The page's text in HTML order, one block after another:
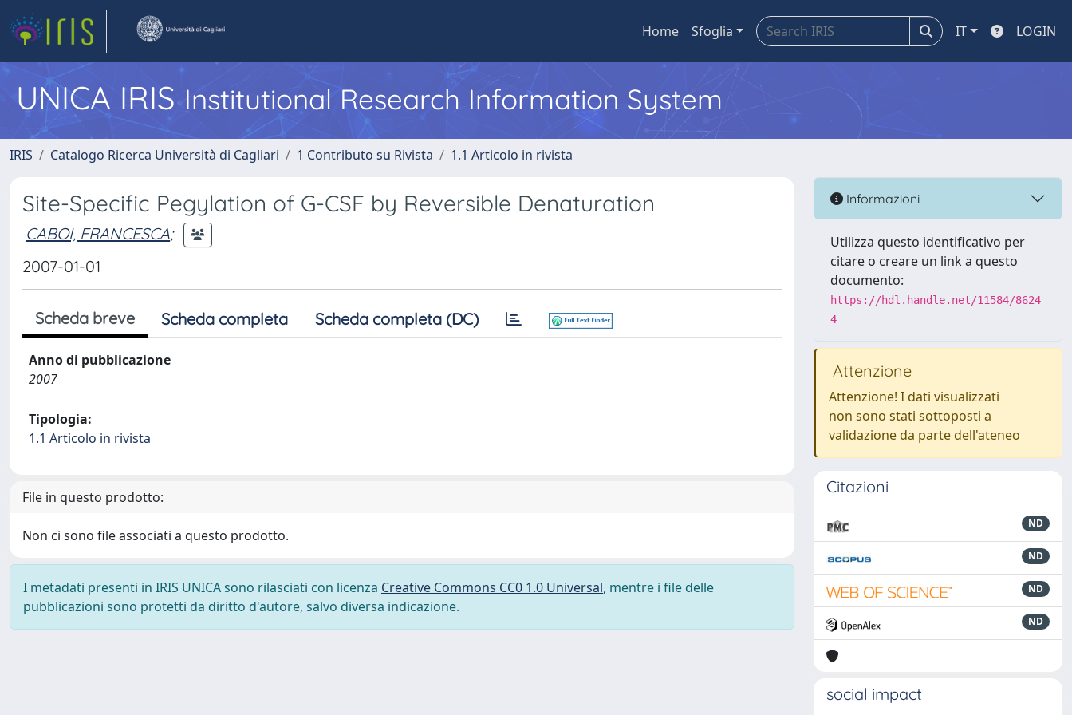
Home Sfoglia IT LOGIN
UNICA IRISInstitutional Research Information System
IRIS Catalogo Ricerca Università di Cagliari 1 Contributo su Rivista 1.1 Articolo in rivista
Site-Specific Pegylation of G-CSF by Reversible Denaturation
CABOI, FRANCESCA;
2007-01-01
Scheda breve Scheda completa Scheda completa (DC)
Anno di pubblicazione
2007
Tipologia:
1.1 Articolo in rivista
File in questo prodotto:
Non ci sono file associati a questo prodotto.
I metadati presenti in IRIS UNICA sono rilasciati con licenza Creative Commons CC0 1.0 Universal, mentre i file delle
pubblicazioni sono protetti da diritto d'autore, salvo diversa indicazione.
Informazioni
Utilizza questo identificativo per
citare o creare un link a questo
documento:
https://hdl.handle.net/11584/8624
4
Attenzione
Attenzione! I dati visualizzati
non sono stati sottoposti a
validazione da parte dell'ateneo
Citazioni
ND
ND
ND
ND
social impact